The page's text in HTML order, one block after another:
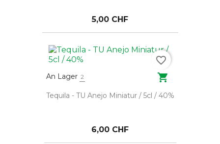
5,00 CHF
An Lager 2 
Tequila - TU Anejo Miniatur / 5cl / 40%
6,00 CHF
favorite_border